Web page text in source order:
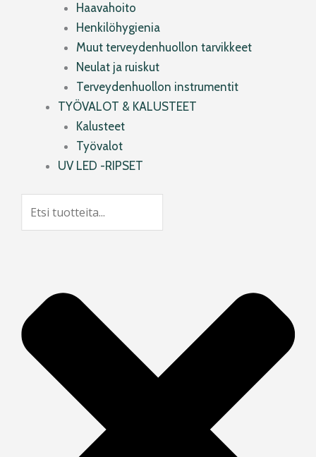
Haavahoito
Henkilöhygienia
Muut terveydenhuollon tarvikkeet
Neulat ja ruiskut
Terveydenhuollon instrumentit
TYÖVALOT & KALUSTEET
Kalusteet
Työvalot
UV LED -RIPSET